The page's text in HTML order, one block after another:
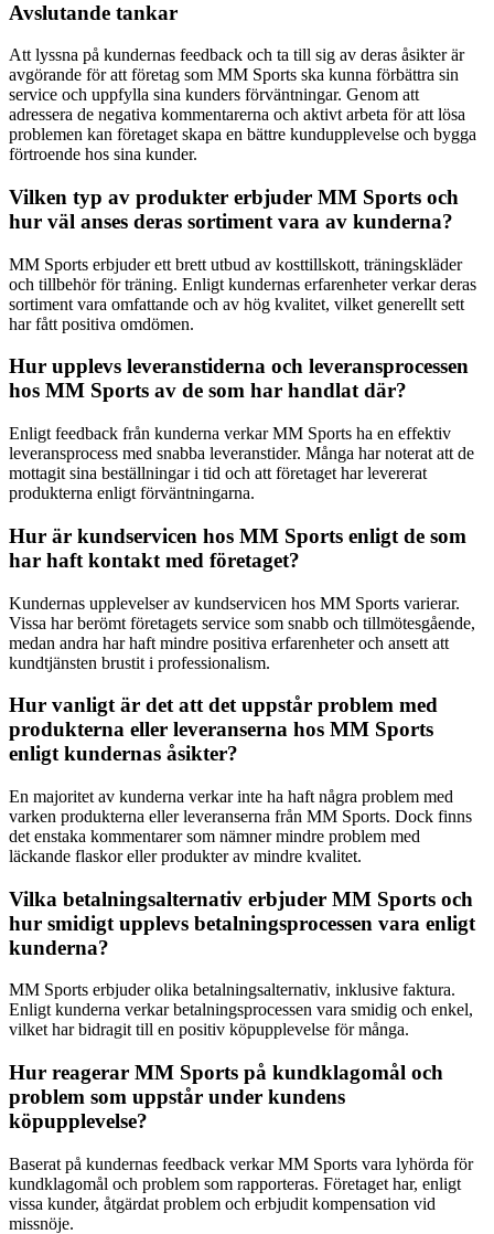
Avslutande tankar
Att lyssna på kundernas feedback och ta till sig av deras åsikter är
avgörande för att företag som MM Sports ska kunna förbättra sin
service och uppfylla sina kunders förväntningar. Genom att
adressera de negativa kommentarerna och aktivt arbeta för att lösa
problemen kan företaget skapa en bättre kundupplevelse och bygga
förtroende hos sina kunder.
Vilken typ av produkter erbjuder MM Sports och
hur väl anses deras sortiment vara av kunderna?
MM Sports erbjuder ett brett utbud av kosttillskott, träningskläder
och tillbehör för träning. Enligt kundernas erfarenheter verkar deras
sortiment vara omfattande och av hög kvalitet, vilket generellt sett
har fått positiva omdömen.
Hur upplevs leveranstiderna och leveransprocessen
hos MM Sports av de som har handlat där?
Enligt feedback från kunderna verkar MM Sports ha en effektiv
leveransprocess med snabba leveranstider. Många har noterat att de
mottagit sina beställningar i tid och att företaget har levererat
produkterna enligt förväntningarna.
Hur är kundservicen hos MM Sports enligt de som
har haft kontakt med företaget?
Kundernas upplevelser av kundservicen hos MM Sports varierar.
Vissa har berömt företagets service som snabb och tillmötesgående,
medan andra har haft mindre positiva erfarenheter och ansett att
kundtjänsten brustit i professionalism.
Hur vanligt är det att det uppstår problem med
produkterna eller leveranserna hos MM Sports
enligt kundernas åsikter?
En majoritet av kunderna verkar inte ha haft några problem med
varken produkterna eller leveranserna från MM Sports. Dock finns
det enstaka kommentarer som nämner mindre problem med
läckande flaskor eller produkter av mindre kvalitet.
Vilka betalningsalternativ erbjuder MM Sports och
hur smidigt upplevs betalningsprocessen vara enligt
kunderna?
MM Sports erbjuder olika betalningsalternativ, inklusive faktura.
Enligt kunderna verkar betalningsprocessen vara smidig och enkel,
vilket har bidragit till en positiv köpupplevelse för många.
Hur reagerar MM Sports på kundklagomål och
problem som uppstår under kundens
köpupplevelse?
Baserat på kundernas feedback verkar MM Sports vara lyhörda för
kundklagomål och problem som rapporteras. Företaget har, enligt
vissa kunder, åtgärdat problem och erbjudit kompensation vid
missnöje.